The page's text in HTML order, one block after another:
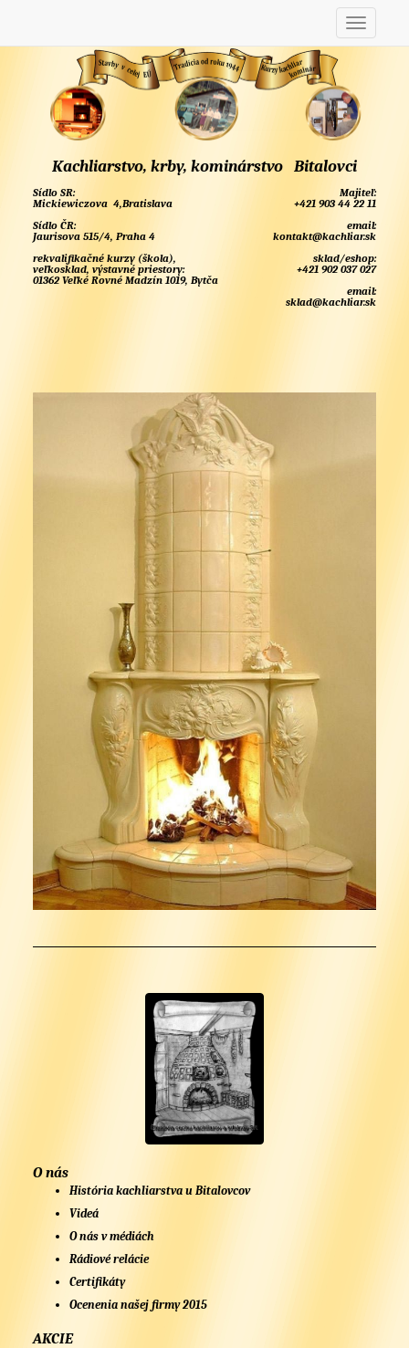
Kachliarstvo, krby, kominárstvo Bitalovci
Sídlo SR:
Mickiewiczova 4,Bratislava
Sídlo ČR:
Jaurisova 515/4, Praha 4
rekvalifikačné kurzy (škola),
veľkosklad, výstavné priestory:
01362 Veľké Rovné Madzín 1019, Bytča
Majiteľ:
+421 903 44 22 11
email:
kontakt@kachliar.sk
sklad/eshop:
+421 902 037 027
email:
sklad@kachliar.sk
O nás
História kachliarstva u Bitalovcov
Videá
O nás v médiách
Rádiové relácie
Certifikáty
Ocenenia našej firmy 2015
AKCIE